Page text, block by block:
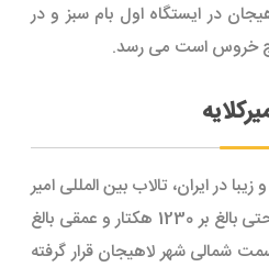
در ایستگاه اول بام سبز و در
خروس است می رسد.
در ایران، تالاب بین المللی امیر
کلایه است. این تالاب از مساحتی بالغ بر 1230 هکتار و عمقی بالغ
قسمت شمالی شهر لاهیجان قرار گرفته